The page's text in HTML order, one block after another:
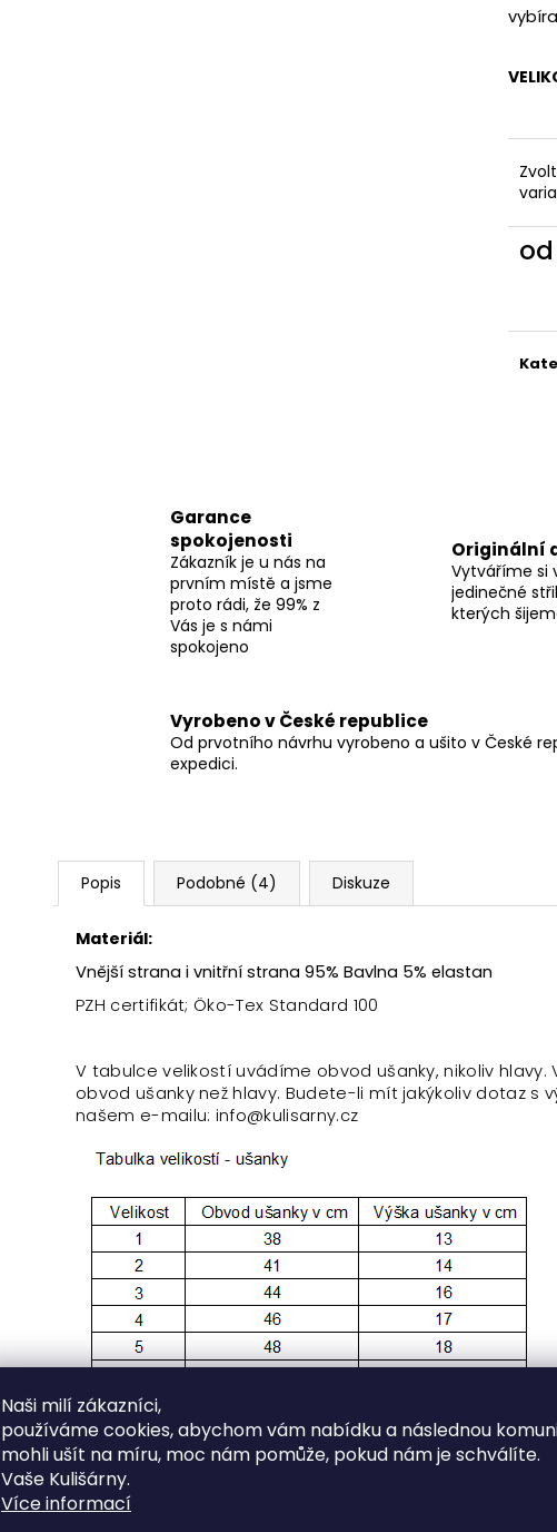
Naši milí zákazníci,
používáme cookies, abychom vám nabídku a následnou
mohli ušít na míru, moc nám pomůže, pokud nám je schválíte.
Vaše Kulišárny.
Více informací
Garance
spokojenosti
Zákazník je u nás na
prvním místě a jsme
proto rádi, že 99% z
Vás je s námi
spokojeno
Originální
Vytváříme si
jedinečné
kterých
Vyrobeno v České republice
Od prvotního návrhu vyrobeno a ušito v České
expedici.
Popis Podobné (4) Diskuze
Materiál:
Vnější strana i vnitřní strana 95% Bavlna 5% elastan
PZH certifikát; Öko-Tex Standard 100
V tabulce velikostí uvádíme obvod ušanky, nikoliv
obvod ušanky než hlavy. Budete-li mít jakýkoliv dotaz s
našem e-mailu: info@kulisarny.cz